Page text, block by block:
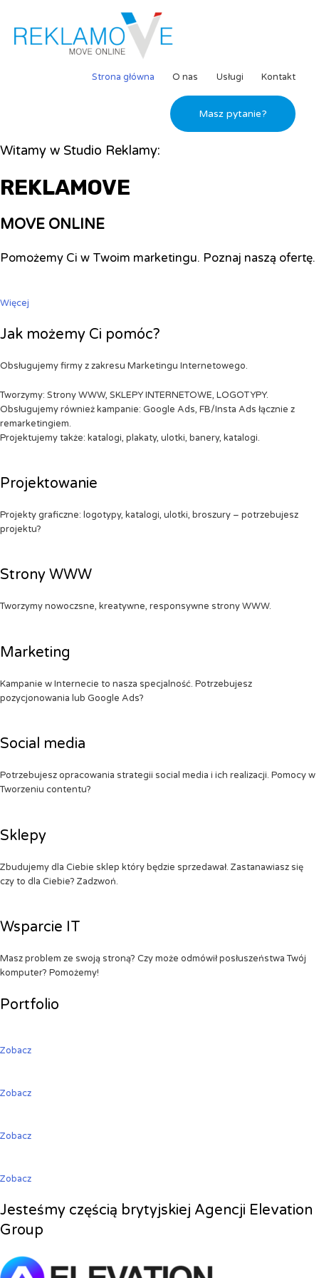
Strona główna O nas Usługi Kontakt
Masz pytanie?
Witamy w Studio Reklamy:
REKLAMOVE
MOVE ONLINE
Pomożemy Ci w Twoim marketingu. Poznaj naszą ofertę.
Więcej
Jak możemy Ci pomóc?
Obsługujemy firmy z zakresu Marketingu Internetowego.
Tworzymy: Strony WWW, SKLEPY INTERNETOWE, LOGOTYPY.
Obsługujemy również kampanie: Google Ads, FB/Insta Ads łącznie z
remarketingiem.
Projektujemy także: katalogi, plakaty, ulotki, banery, katalogi.
Projektowanie
Projekty graficzne: logotypy, katalogi, ulotki, broszury – potrzebujesz
projektu?
Strony WWW
Tworzymy nowoczsne, kreatywne, responsywne strony WWW.
Marketing
Kampanie w Internecie to nasza specjalność. Potrzebujesz
pozycjonowania lub Google Ads?
Social media
Potrzebujesz opracowania strategii social media i ich realizacji. Pomocy w
Tworzeniu contentu?
Sklepy
Zbudujemy dla Ciebie sklep który będzie sprzedawał. Zastanawiasz się
czy to dla Ciebie? Zadzwoń.
Wsparcie IT
Masz problem ze swoją stroną? Czy może odmówił posłuszeństwa Twój
komputer? Pomożemy!
Portfolio
Zobacz
Zobacz
Zobacz
Zobacz
Jesteśmy częścią brytyjskiej Agencji Elevation
Group